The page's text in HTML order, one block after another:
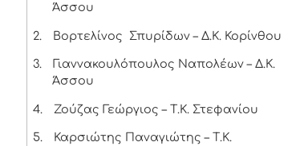
Άσσου
2. Βορτελίνος Σπυρίδων – Δ.Κ. Κορίνθου
3.
Γιαννακουλόπουλος Ναπολέων – Δ.Κ.
Άσσου
4. Ζούζας Γεώργιος – Τ.Κ. Στεφανίου
5.
Καρσιώτης Παναγιώτης – Τ.Κ.